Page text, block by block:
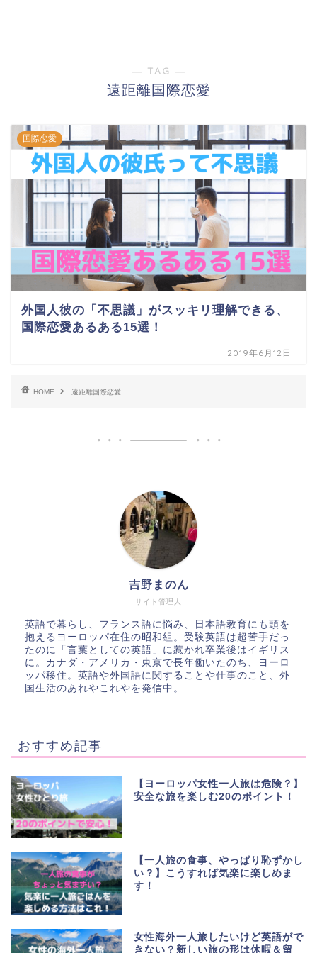
― TAG ―
遠距離国際恋愛
国際恋愛
外国人彼の「不思議」がスッキリ理解できる、
国際恋愛あるある15選！
2019年6月12日
HOME 遠距離国際恋愛
サイト管理人
吉野まのん
英語で暮らし、フランス語に悩み、日本語教育にも頭を
抱えるヨーロッパ在住の昭和組。受験英語は超苦手だっ
たのに「言葉としての英語」に惹かれ卒業後はイギリス
に。カナダ・アメリカ・東京で長年働いたのち、ヨーロ
ッパ移住。英語や外国語に関することや仕事のこと、外
国生活のあれやこれやを発信中。
おすすめ記事
【ヨーロッパ女性一人旅は危険？】
安全な旅を楽しむ20のポイント！
【一人旅の食事、やっぱり恥ずかし
い？】こうすれば気楽に楽しめま
す！
女性海外一人旅したいけど英語がで
きない？新しい旅の形は休暇＆留